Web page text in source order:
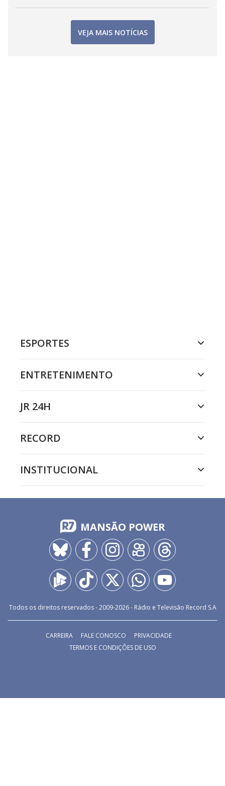
VEJA MAIS NOTÍCIAS
ESPORTES
ENTRETENIMENTO
JR 24H
RECORD
INSTITUCIONAL
MANSÃO POWER
Todos os direitos reservados - 2009-2026- Rádio e Televisão Record S.A
CARREIRA FALE CONOSCO
PRIVACIDADE
TERMOS E CONDIÇÕES DE USO